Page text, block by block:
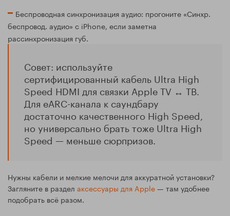
Беспроводная синхронизация аудио: прогоните «Синхр.
беспровод. аудио» с iPhone, если заметна
рассинхронизация губ.
Совет: используйте
сертифицированный кабель Ultra High
Speed HDMI для связки Apple TV ↔ ТВ.
Для eARC-канала к саундбару
достаточно качественного High Speed,
но универсально брать тоже Ultra High
Speed — меньше сюрпризов.
Нужны кабели и мелкие мелочи для аккуратной установки?
Загляните в раздел аксессуары для Apple— там удобнее
подобрать всё разом.